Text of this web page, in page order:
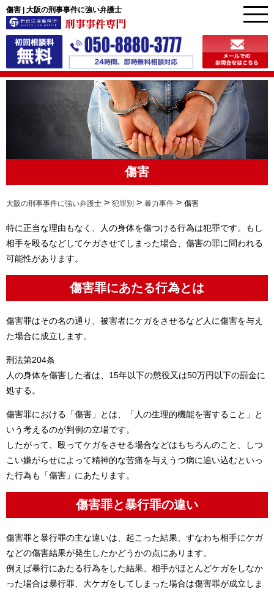
傷害 | 大阪の刑事事件に強い弁護士
傷害
大阪の刑事事件に強い弁護士 > 犯罪別 > 暴力事件 > 傷害
特に正当な理由もなく、人の身体を傷つける行為は犯罪です。もし
相手を殴るなどしてケガさせてしまった場合、傷害の罪に問われる
可能性があります。
傷害罪にあたる行為とは
傷害罪はその名の通り、被害者にケガをさせるなど人に傷害を与え
た場合に成立します。
刑法第204条
人の身体を傷害した者は、15年以下の懲役又は50万円以下の罰金に
処する。
傷害罪における「傷害」とは、「人の生理的機能を害すること」と
いう考えるのが判例の立場です。
したがって、殴ってケガをさせる場合などはもちろんのこと、しつ
こい嫌がらせによって精神的な苦痛を与えうつ病に追い込むといっ
た行為も「傷害」にあたります。
傷害罪と暴行罪の違い
傷害罪と暴行罪の主な違いは、起こった結果、すなわち相手にケガ
などの傷害結果が発生したかどうかの点にあります。
例えば暴行にあたる行為をした結果、相手がほとんどケガをしなか
った場合は暴行罪、大ケガをしてしまった場合は傷害罪が成立しま